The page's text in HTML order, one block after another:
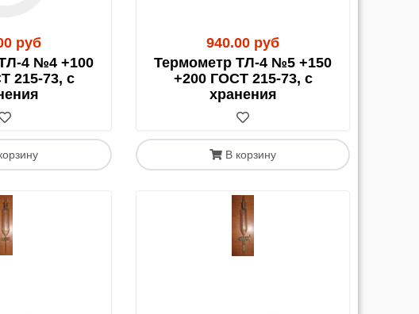
руб
4 №4 +100
215-73, с
940.00 руб
Термометр ТЛ-4 №5 +150
+200 ГОСТ 215-73, с
хранения
В корзину